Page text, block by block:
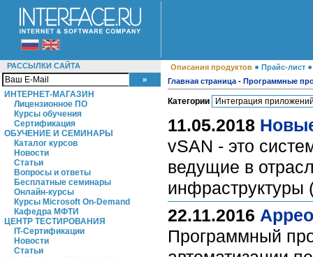
РАССЫЛКИ САЙТА
ИНТЕРНЕТ-МАГАЗИН
Лицензионное ПО
Курсы обучения
Сертификация
ОБУЧЕНИЕ И СЕМИНАРЫ
Каталог курсов
Новости
Статьи
Вопросы и ответы
Бесплатные семинары
Онлайн-курсы
Курсы Microsoft On-Demand
Кафедра МФТИ
ЦЕНТР ТЕСТИРОВАНИЯ
IT-Сертификации
Новости
Статьи
Описания продуктов ● Прайс-лист
Главная страница - Программные
Категории
11.05.2018
vSAN - это
ведущие в
инфраструктуры
22.11.2016
Программный